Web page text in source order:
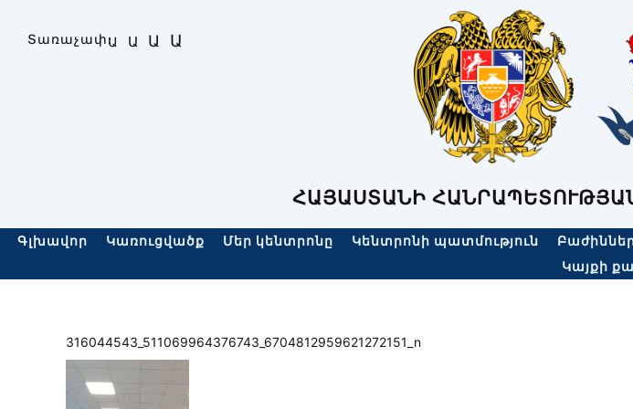
Տառաչափ։Ա Ա Ա Ա
ՀԱՅԱՍՏԱՆԻ
Գլխավոր Կառուցվածք Մեր կենտրոնը Կենտրոնի պատմություն
Կայքի
316044543_511069964376743_6704812959621272151_n